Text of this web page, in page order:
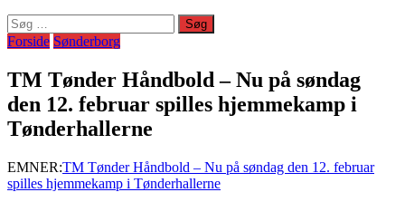
Søg
efter:
Forside Sønderborg
TM Tønder Håndbold – Nu på søndag
den 12. februar spilles hjemmekamp i
Tønderhallerne
EMNER:TM Tønder Håndbold – Nu på søndag den 12. februar
spilles hjemmekamp i Tønderhallerne